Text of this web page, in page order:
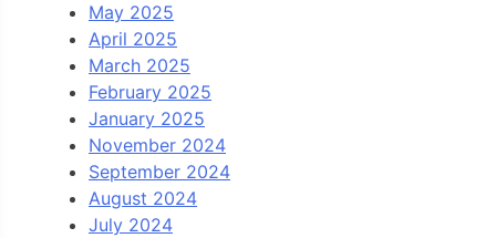
May 2025
April 2025
March 2025
February 2025
January 2025
November 2024
September 2024
August 2024
July 2024